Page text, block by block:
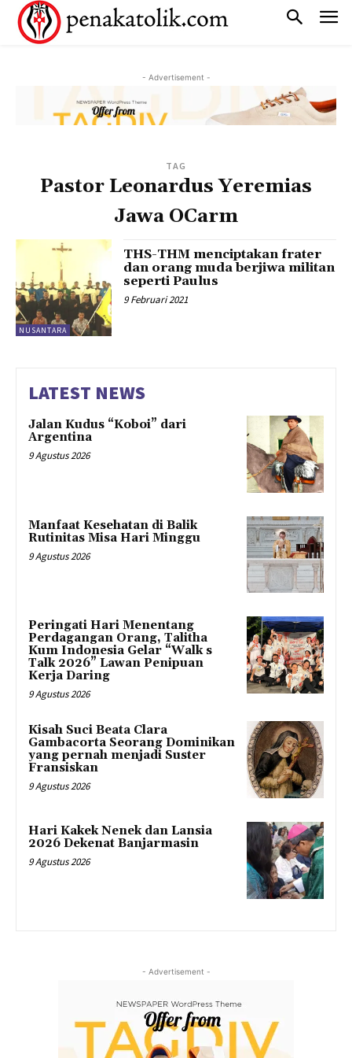
- Advertisement -
TAG
Pastor Leonardus Yeremias
Jawa OCarm
NUSANTARA
THS-THM menciptakan frater
dan orang muda berjiwa militan
seperti Paulus
9 Februari 2021
LATEST NEWS
Jalan Kudus “Koboi” dari
Argentina
9 Agustus 2026
Manfaat Kesehatan di Balik
Rutinitas Misa Hari Minggu
9 Agustus 2026
Peringati Hari Menentang
Perdagangan Orang, Talitha
Kum Indonesia Gelar “Walk s
Talk 2026” Lawan Penipuan
Kerja Daring
9 Agustus 2026
Kisah Suci Beata Clara
Gambacorta Seorang Dominikan
yang pernah menjadi Suster
Fransiskan
9 Agustus 2026
Hari Kakek Nenek dan Lansia
2026 Dekenat Banjarmasin
9 Agustus 2026
- Advertisement -